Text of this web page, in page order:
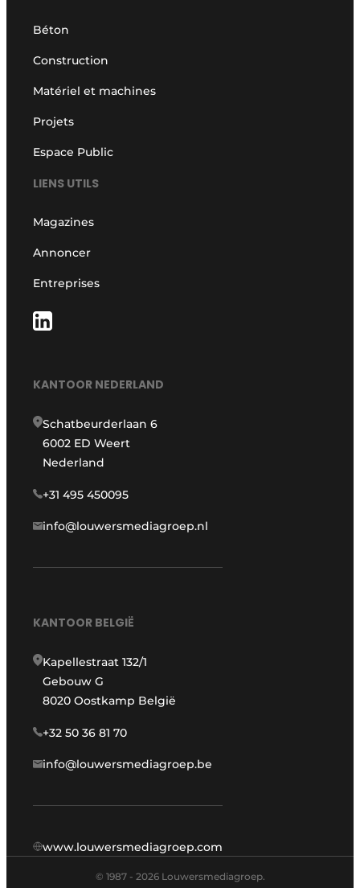
Béton
Construction
Matériel et machines
Projets
Espace Public
LIENS UTILS
Magazines
Annoncer
Entreprises
KANTOOR NEDERLAND
Schatbeurderlaan 6
6002 ED Weert
Nederland
+31 495 450095
info@louwersmediagroep.nl
KANTOOR BELGIË
Kapellestraat 132/1
Gebouw G
8020 Oostkamp België
+32 50 36 81 70
info@louwersmediagroep.be
www.louwersmediagroep.com
© 1987 - 2026 Louwersmediagroep.